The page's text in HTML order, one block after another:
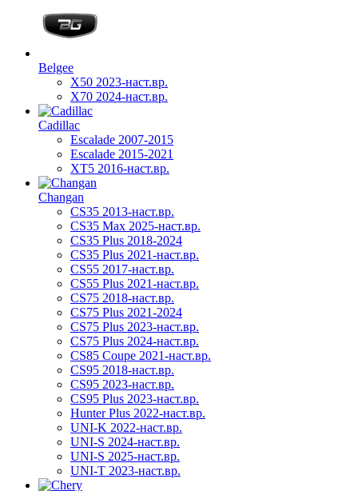
Belgee
X50 2023-наст.вр.
X70 2024-наст.вр.
Cadillac
Escalade 2007-2015
Escalade 2015-2021
XT5 2016-наст.вр.
Changan
CS35 2013-наст.вр.
CS35 Max 2025-наст.вр.
CS35 Plus 2018-2024
CS35 Plus 2021-наст.вр.
CS55 2017-наст.вр.
CS55 Plus 2021-наст.вр.
CS75 2018-наст.вр.
CS75 Plus 2021-2024
CS75 Plus 2023-наст.вр.
CS75 Plus 2024-наст.вр.
CS85 Coupe 2021-наст.вр.
CS95 2018-наст.вр.
CS95 2023-наст.вр.
CS95 Plus 2023-наст.вр.
Hunter Plus 2022-наст.вр.
UNI-K 2022-наст.вр.
UNI-S 2024-наст.вр.
UNI-S 2025-наст.вр.
UNI-T 2023-наст.вр.